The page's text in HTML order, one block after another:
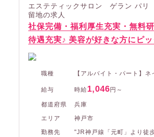
エステティックサロン ゲラン パ
留地の求人
社保完備・福利厚生充実・無料
待遇充実♪ 美容が好きな方にピッ
職種 【アルバイト・パート】ネ
給与 時給1,046 円～
都道府県
兵庫
エリア
神戸市
勤務先
"JR神戸線「元町」より徒